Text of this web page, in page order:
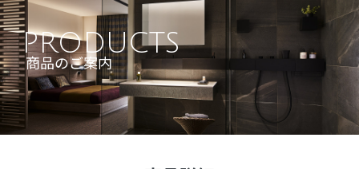
PRODUCTS
商品のご案内